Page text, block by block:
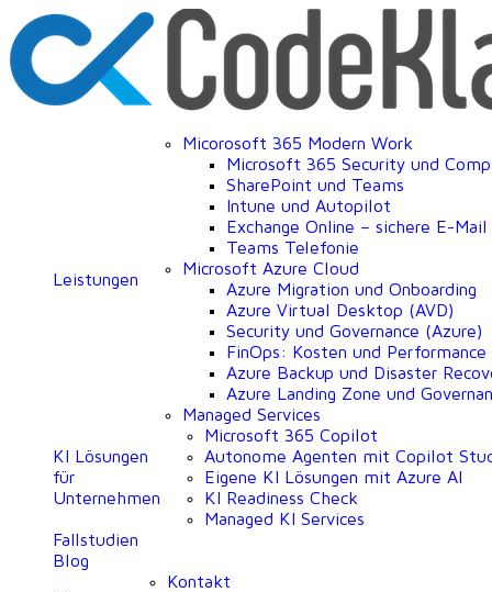
Leistungen
Micorosoft 365 Modern Work
Microsoft 365 Security und
SharePoint und Teams
Intune und Autopilot
Exchange Online – sichere E-
Teams Telefonie
Microsoft Azure Cloud
Azure Migration und Onboarding
Azure Virtual Desktop (AVD)
Security und Governance (Azure)
FinOps: Kosten und Performance
Azure Backup und Disaster
Azure Landing Zone und
Managed Services
KI Lösungen
für
Unternehmen
Microsoft 365 Copilot
Autonome Agenten mit Copilot
Eigene KI Lösungen mit Azure AI
KI Readiness Check
Managed KI Services
Fallstudien
Blog
Kontakt